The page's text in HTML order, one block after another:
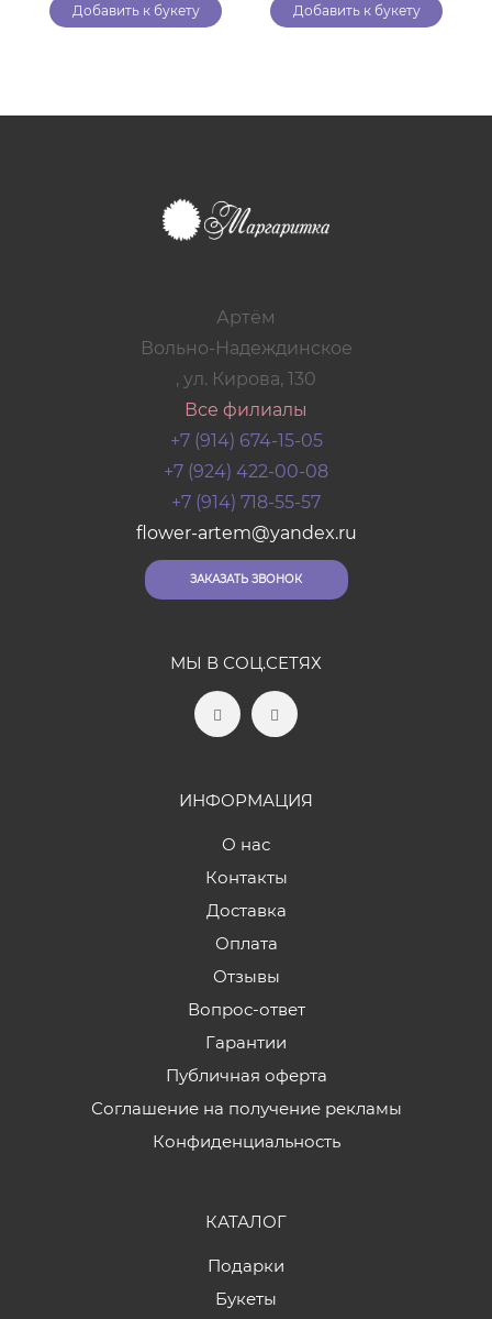
Добавить к букету Добавить к букету
Артём
Вольно-Надеждинское
, ул. Кирова, 130
Все филиалы
+7 (914) 674-15-05
+7 (924) 422-00-08
+7 (914) 718-55-57
flower-artem@yandex.ru
ЗАКАЗАТЬ ЗВОНОК
МЫ В СОЦ.СЕТЯХ
ИНФОРМАЦИЯ
О нас
Контакты
Доставка
Оплата
Отзывы
Вопрос-ответ
Гарантии
Публичная оферта
Соглашение на получение рекламы
Конфиденциальность
КАТАЛОГ
Подарки
Букеты